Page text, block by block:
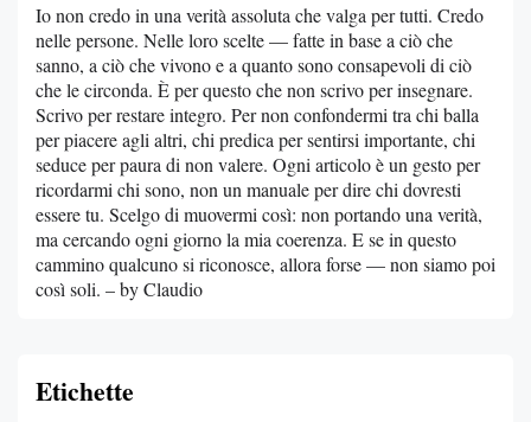
Io non credo in una verità assoluta che valga per tutti. Credo
nelle persone. Nelle loro scelte — fatte in base a ciò che
sanno, a ciò che vivono e a quanto sono consapevoli di ciò
che le circonda. È per questo che non scrivo per insegnare.
Scrivo per restare integro. Per non confondermi tra chi balla
per piacere agli altri, chi predica per sentirsi importante, chi
seduce per paura di non valere. Ogni articolo è un gesto per
ricordarmi chi sono, non un manuale per dire chi dovresti
essere tu. Scelgo di muovermi così: non portando una verità,
ma cercando ogni giorno la mia coerenza. E se in questo
cammino qualcuno si riconosce, allora forse — non siamo poi
così soli. – by Claudio
Etichette